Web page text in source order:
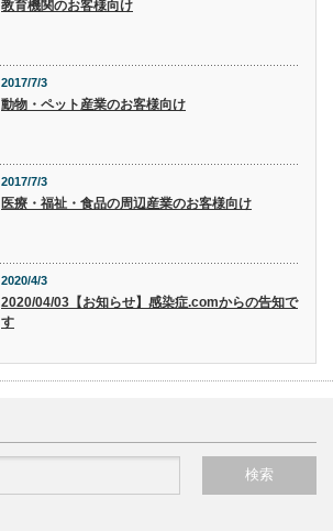
教育機関のお客様向け
2017/7/3
動物・ペット産業のお客様向け
2017/7/3
医療・福祉・食品の周辺産業のお客様向け
2020/4/3
2020/04/03【お知らせ】感染症.comからの告知で
す